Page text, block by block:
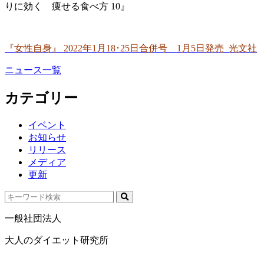
りに効く 痩せる食べ方 10』
『女性自身』 2022年1月18･25日合併号 1月5日発売 光文社
ニュース一覧
カテゴリー
イベント
お知らせ
リリース
メディア
更新
一般社団法人
大人のダイエット研究所